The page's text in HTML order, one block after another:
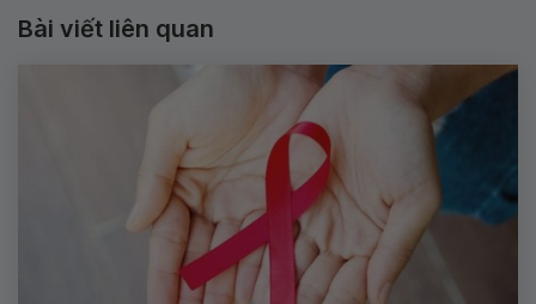
Bài viết liên quan